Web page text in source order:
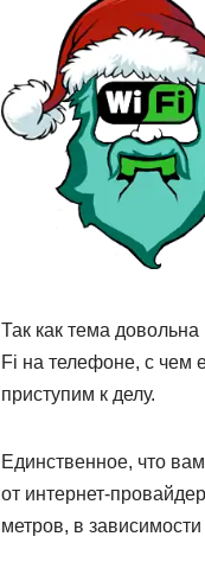
Так как тема довольна
Fi на телефоне, с чем
приступим к делу.
Единственное, что
от интернет-
метров, в